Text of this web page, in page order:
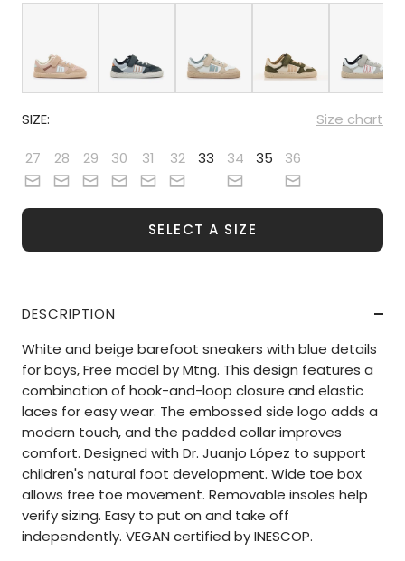
SIZE: Size chart
27 28 29 30 31 32 33 34 35 36
SELECT A SIZE
DESCRIPTION
White and beige barefoot sneakers with blue details
for boys, Free model by Mtng. This design features a
combination of hook-and-loop closure and elastic
laces for easy wear. The embossed side logo adds a
modern touch, and the padded collar improves
comfort. Designed with Dr. Juanjo López to support
children's natural foot development. Wide toe box
allows free toe movement. Removable insoles help
verify sizing. Easy to put on and take off
independently. VEGAN certified by INESCOP.